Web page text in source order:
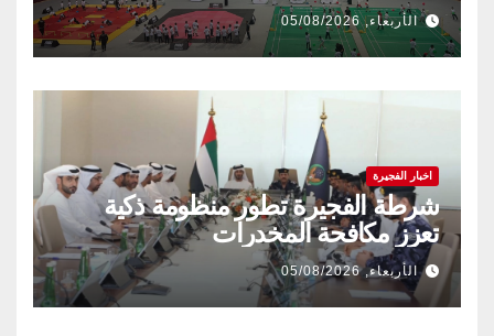
الأربعاء, 05/08/2026
اخبار الفجيرة
شرطة الفجيرة تطور منظومة ذكية
تعزز مكافحة المخدرات
الأربعاء, 05/08/2026